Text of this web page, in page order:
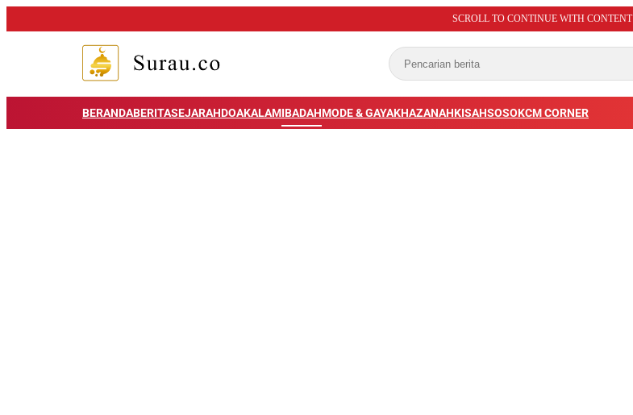
SCROLL TO CONTINUE WITH CONTENT
BERANDABERITASEJARAHDOAKALAMIBADAHMODE & GAYAKHAZANAHKISAHSOSOKCM CORNER